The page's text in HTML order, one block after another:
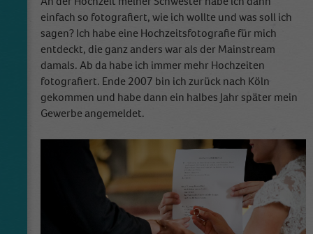
einfach so fotografiert, wie ich wollte und was soll ich
sagen? Ich habe eine Hochzeitsfotografie für mich
entdeckt, die ganz anders war als der Mainstream
damals. Ab da habe ich immer mehr Hochzeiten
fotografiert. Ende 2007 bin ich zurück nach Köln
gekommen und habe dann ein halbes Jahr später mein
Gewerbe angemeldet.